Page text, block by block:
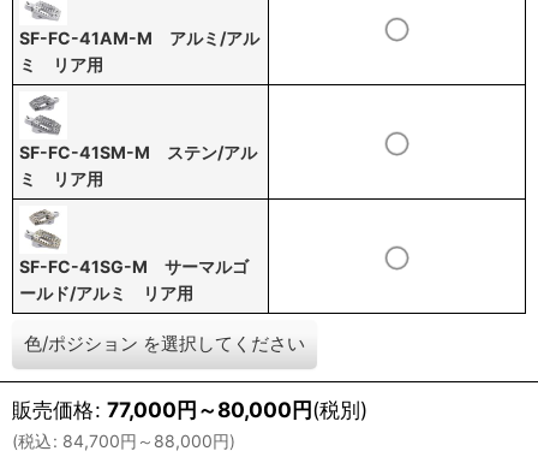
SF-FC-41AM-M アルミ/アル
ミ リア用
SF-FC-41SM-M ステン/アル
ミ リア用
SF-FC-41SG-M サーマルゴ
ールド/アルミ リア用
色/ポジション を選択してください
販売価格: 77,000円～80,000円(税別)
(税込: 84,700円 ～88,000円)